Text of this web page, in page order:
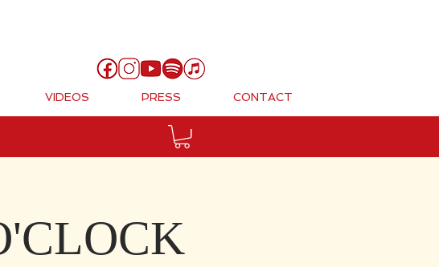
VIDEOS PRESS CONTACT